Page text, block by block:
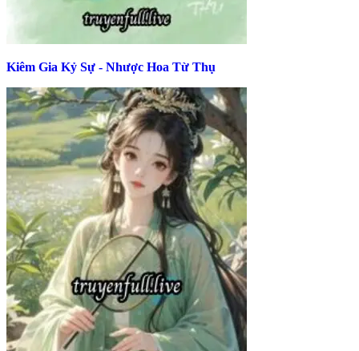
Kiêm Gia Kỷ Sự - Nhược Hoa Từ Thụ